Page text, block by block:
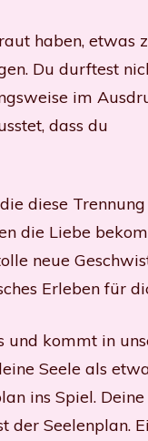
haben, etwas
Du durftest
im
dass du
diese Trennung
die Liebe
neue
Erleben für
und kommt in
Seele als
ins Spiel.
der Seelenplan.